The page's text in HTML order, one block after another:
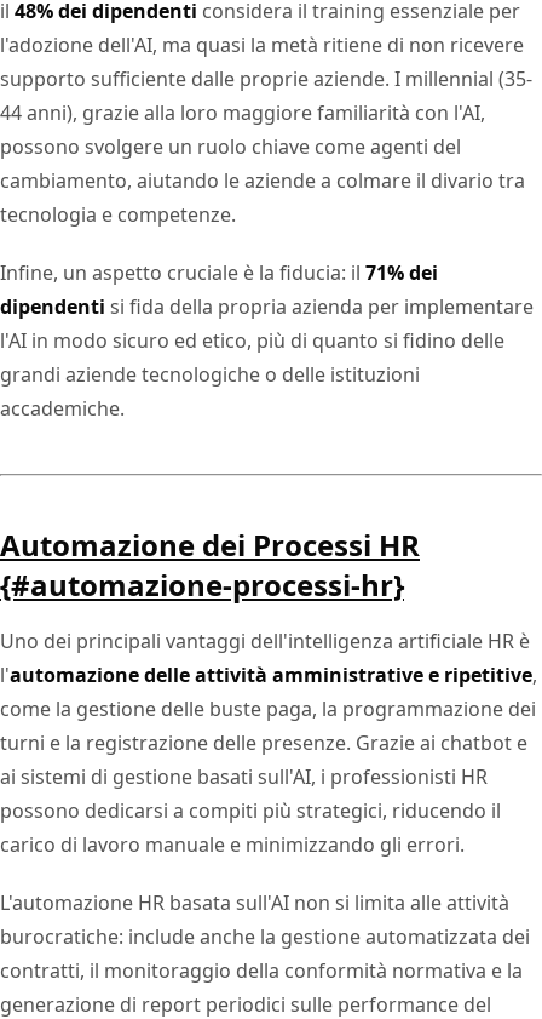
il 48% dei dipendenti considera il training essenziale per
l'adozione dell'AI, ma quasi la metà ritiene di non ricevere
supporto sufficiente dalle proprie aziende. I millennial (35-
44 anni), grazie alla loro maggiore familiarità con l'AI,
possono svolgere un ruolo chiave come agenti del
cambiamento, aiutando le aziende a colmare il divario tra
tecnologia e competenze.
Infine, un aspetto cruciale è la fiducia: il 71% dei
dipendenti si fida della propria azienda per implementare
l'AI in modo sicuro ed etico, più di quanto si fidino delle
grandi aziende tecnologiche o delle istituzioni
accademiche.
Automazione dei Processi HR
{#automazione-processi-hr}
Uno dei principali vantaggi dell'intelligenza artificiale HR è
l'automazione delle attività amministrative e ripetitive,
come la gestione delle buste paga, la programmazione dei
turni e la registrazione delle presenze. Grazie ai chatbot e
ai sistemi di gestione basati sull'AI, i professionisti HR
possono dedicarsi a compiti più strategici, riducendo il
carico di lavoro manuale e minimizzando gli errori.
L'automazione HR basata sull'AI non si limita alle attività
burocratiche: include anche la gestione automatizzata dei
contratti, il monitoraggio della conformità normativa e la
generazione di report periodici sulle performance del